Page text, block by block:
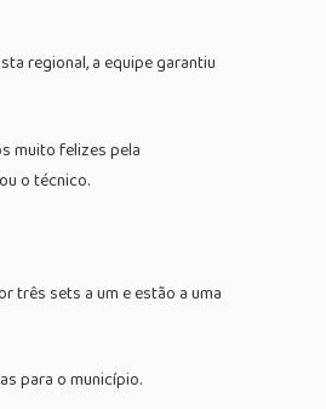
regional, a equipe garantiu
muito felizes pela
o técnico.
três sets a um e estão a uma
para o município.